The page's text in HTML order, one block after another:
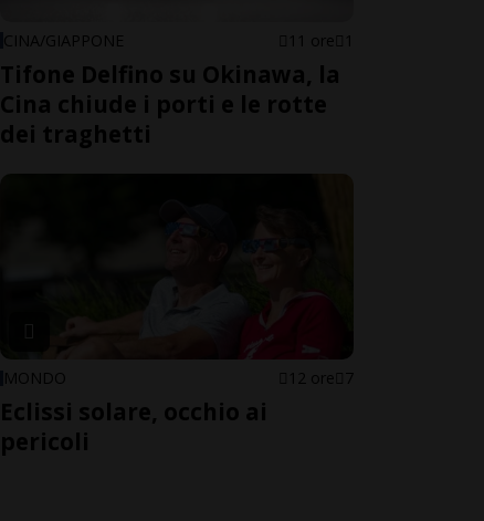
CINA/GIAPPONE 11 ore 1
Tifone Delfino su Okinawa, la
Cina chiude i porti e le rotte
dei traghetti
MONDO 12 ore 7
Eclissi solare, occhio ai
pericoli